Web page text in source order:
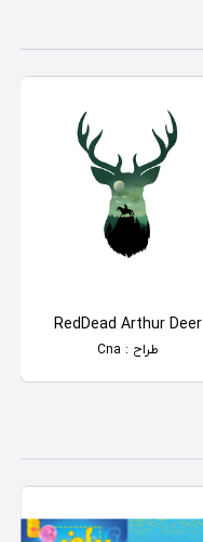
RedDead Arthur Deer
طراح : Cna